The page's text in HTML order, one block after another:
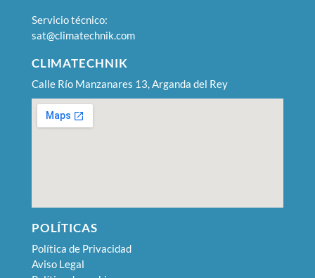
Servicio técnico:
sat@climatechnik.com
CLIMATECHNIK
Calle Río Manzanares 13, Arganda del Rey
POLÍTICAS
Política de Privacidad
Aviso Legal